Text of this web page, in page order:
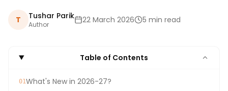
T Tushar Parik
Author 22 March 2026 5 min read
Table of Contents
01What's New in 2026-27?